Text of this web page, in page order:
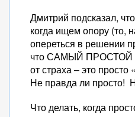
Дмитрий подсказал,
когда ищем опору (то,
опереться в решении
что САМЫЙ ПРОСТОЙ
от страха – это просто
Не правда ли просто!
Что делать, когда